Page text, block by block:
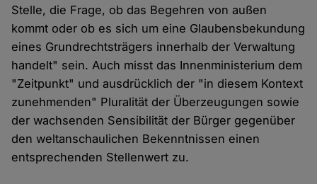
Stelle, die Frage, ob das Begehren von außen
kommt oder ob es sich um eine Glaubensbekundung
eines Grundrechtsträgers innerhalb der Verwaltung
handelt" sein. Auch misst das Innenministerium dem
"Zeitpunkt" und ausdrücklich der "in diesem Kontext
zunehmenden" Pluralität der Überzeugungen sowie
der wachsenden Sensibilität der Bürger gegenüber
den weltanschaulichen Bekenntnissen einen
entsprechenden Stellenwert zu.